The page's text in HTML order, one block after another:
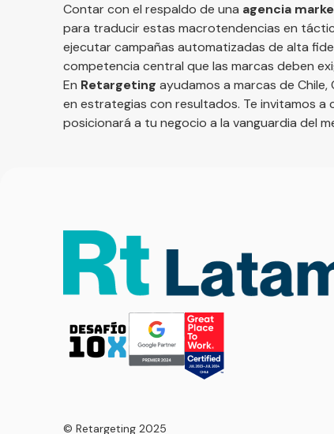
Contar con el respaldo de una agencia
para traducir estas macrotendencias en
ejecutar campañas automatizadas de alta
competencia central que las marcas deben
En Retargeting ayudamos a marcas de
en estrategias con resultados. Te invitamos a
posicionará a tu negocio a la vanguardia del
© Retargeting 2025